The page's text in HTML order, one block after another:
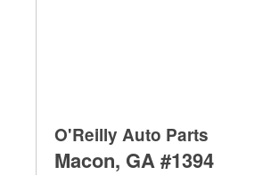
O'Reilly Auto Parts
Macon, GA #1394